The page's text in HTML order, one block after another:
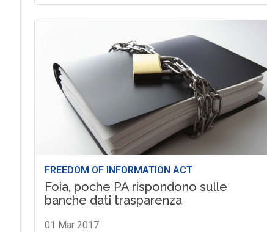
FREEDOM OF INFORMATION ACT
Foia, poche PA rispondono sulle
banche dati trasparenza
01 Mar 2017